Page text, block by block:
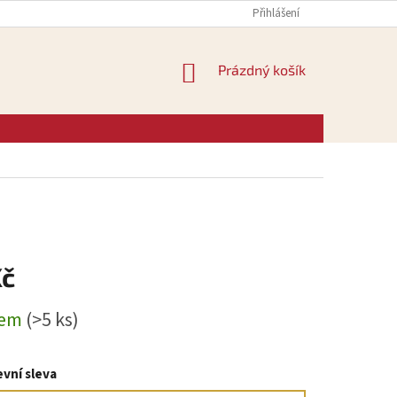
Přihlášení
NÁKUPNÍ
Prázdný košík
(>5 ks)
sleva